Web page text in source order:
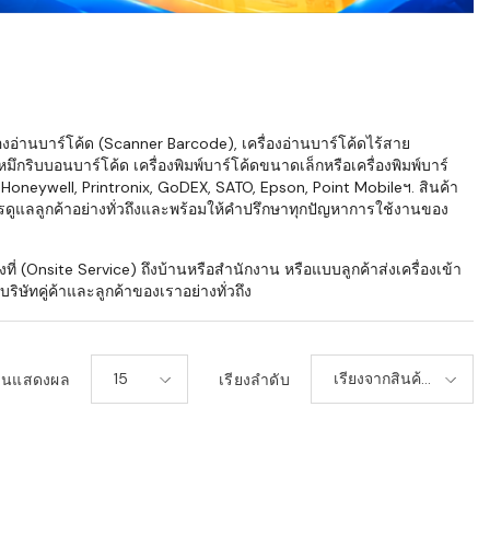
านบาร์โค้ด (Scanner Barcode), เครื่องอ่านบาร์โค้ดไร้สาย
กริบบอนบาร์โค้ด เครื่องพิมพ์บาร์โค้ดขนาดเล็กหรือเครื่องพิมพ์บาร์
Printronix, GoDEX, SATO, Epson, Point Mobileฯ. สินค้า
แลลูกค้าอย่างทั่วถึงและพร้อมให้คำปรึกษาทุกปัญหาการใช้งานของ
(Onsite Service) ถึงบ้านหรือสำนักงาน หรือแบบลูกค้าส่งเครื่องเข้า
ษัทคู่ค้าและลูกค้าของเราอย่างทั่วถึง
แสดงผล 15 เรียงลำดับ
เรียงจากสินค้า
ใหม่-เก่า